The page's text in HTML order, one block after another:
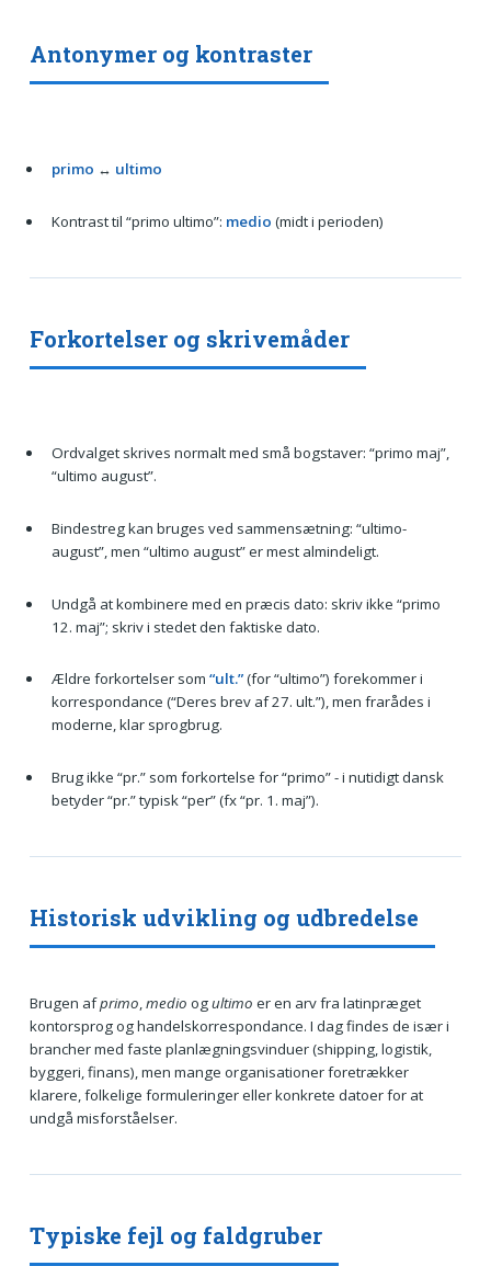
Antonymer og kontraster
primo ↔ ultimo
Kontrast til “primo ultimo”: medio (midt i perioden)
Forkortelser og skrivemåder
Ordvalget skrives normalt med små bogstaver: “primo maj”,
“ultimo august”.
Bindestreg kan bruges ved sammensætning: “ultimo-
august”, men “ultimo august” er mest almindeligt.
Undgå at kombinere med en præcis dato: skriv ikke “primo
12. maj”; skriv i stedet den faktiske dato.
Ældre forkortelser som “ult.”(for “ultimo”) forekommer i
korrespondance (“Deres brev af 27. ult.”), men frarådes i
moderne, klar sprogbrug.
Brug ikke “pr.” som forkortelse for “primo” - i nutidigt dansk
betyder “pr.” typisk “per” (fx “pr. 1. maj”).
Historisk udvikling og udbredelse
Brugen afprimo,medio ogultimo er en arv fra latinpræget
kontorsprog og handelskorrespondance. I dag findes de især i
brancher med faste planlægningsvinduer (shipping, logistik,
byggeri, finans), men mange organisationer foretrækker
klarere, folkelige formuleringer eller konkrete datoer for at
undgå misforståelser.
Typiske fejl og faldgruber